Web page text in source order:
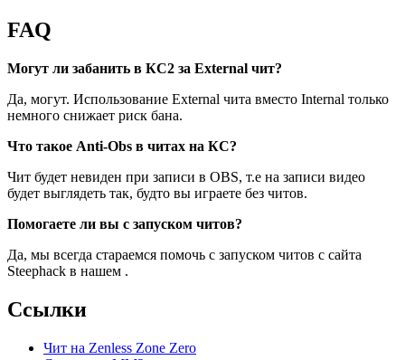
FAQ
Могут ли забанить в КС2 за External чит?
Да, могут. Использование External чита вместо Internal только
немного снижает риск бана.
Что такое Anti-Obs в читах на КС?
Чит будет невиден при записи в OBS, т.е на записи видео
будет выглядеть так, будто вы играете без читов.
Помогаете ли вы с запуском читов?
Да, мы всегда стараемся помочь с запуском читов с сайта
Steephack в нашем .
Ссылки
Чит на Zenless Zone Zero